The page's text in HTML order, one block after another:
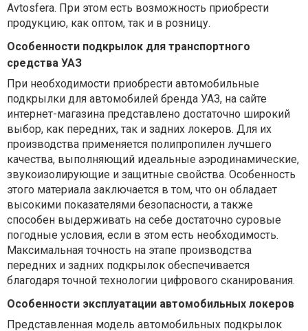
Avtosfera. При этом есть возможность приобрести
продукцию, как оптом, так и в розницу.
Особенности подкрылок для транспортного
средства УАЗ
При необходимости приобрести автомобильные
подкрылки для автомобилей бренда УАЗ, на сайте
интернет-магазина представлено достаточно широкий
выбор, как передних, так и задних локеров. Для их
производства применяется полипропилен лучшего
качества, выполняющий идеальные аэродинамические,
звукоизолирующие и защитные свойства. Особенность
этого материала заключается в том, что он обладает
высокими показателями безопасности, а также
способен выдерживать на себе достаточно суровые
погодные условия, если в этом есть необходимость.
Максимальная точность на этапе производства
передних и задних подкрылок обеспечивается
благодаря точной технологии цифрового сканирования.
Особенности эксплуатации автомобильных локеров
Представленная модель автомобильных подкрылок